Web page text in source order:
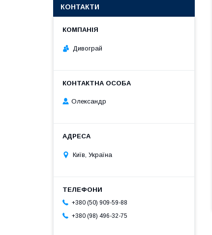
КОНТАКТИ
Дивограй
Олександр
Київ, Україна
+380 (50) 909-59-88
+380 (98) 496-32-75